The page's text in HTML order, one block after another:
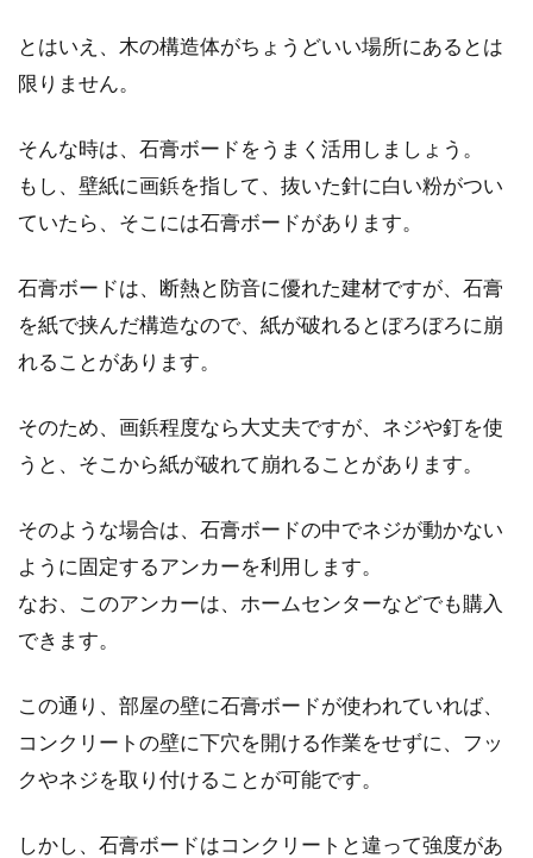
システムキッチンの人気メーカー4
新築やリフォームをする場合、システムキッチ
性能面、...
と…蛍光灯がチカチカ。誰しもそんな経験が1度
や2...
壁埋め込み型スイッチの交換方法＆
壁穴の補修方法と費用相場
が、種類も豊富で、便利な機能を合わせ持つタ
イプも多いですよね...
自分の部屋のドアノブに鍵を付けた
とはいえ、木の構造体がちょうどいい場所にあるとは
限りません。
そんな時は、石膏ボードをうまく活用しましょう。
もし、壁紙に画鋲を指して、抜いた針に白い粉がつい
ていたら、そこには石膏ボードがあります。
石膏ボードは、断熱と防音に優れた建材ですが、石膏
を紙で挟んだ構造なので、紙が破れるとぼろぼろに崩
れることがあります。
そのため、画鋲程度なら大丈夫ですが、ネジや釘を使
うと、そこから紙が破れて崩れることがあります。
そのような場合は、石膏ボードの中でネジが動かない
ように固定するアンカーを利用します。
なお、このアンカーは、ホームセンターなどでも購入
できます。
この通り、部屋の壁に石膏ボードが使われていれば、
コンクリートの壁に下穴を開ける作業をせずに、フッ
クやネジを取り付けることが可能です。
しかし、石膏ボードはコンクリートと違って強度があ